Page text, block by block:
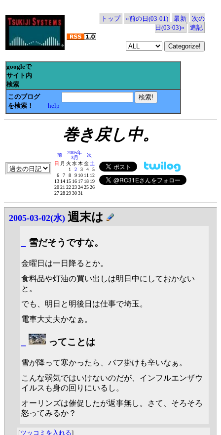
トップ «前の日(03-01) 最新
次の
日(03-03)»
追記
googleで
サイト内
検索
このブログ
を検索！
help
巻き戻し中。
前
2005年
3月
次
日 月 火 水木金土
1
2 3 4
5
6
7 8 9 10 11 12
13 14 15 16 17 18 19
20212223242526
2728293031
2005-03-02(水) 週末は
雪だそうですな。
金曜日は一日降るとか。
食料品や灯油の買い出しは明日中にしておかない
と。
でも、明日と明後日は仕事で埼玉。
電車大丈夫かなぁ。
ってことは
雪が降って寒かったら、バフ掛けも辛いなぁ。
こんな弱気ではいけないのだが、インフルエンザウ
イルスも身の回りにいるし。
オーリンズは催促したが返事無し。さて、そろそろ
怒ってみるか？
[ツッコミを入れる]